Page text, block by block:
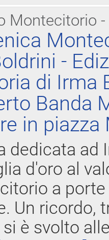
Montecitorio
-
di Irma
Banda
in
dedicata ad
d'oro al
a
Un ricordo,
è svolto